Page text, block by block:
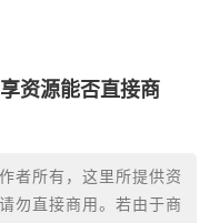
资源能否直接商
者所有，这里所提供资
勿直接商用。若由于商